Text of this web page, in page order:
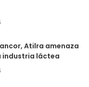
Atilra amenaza
industria láctea